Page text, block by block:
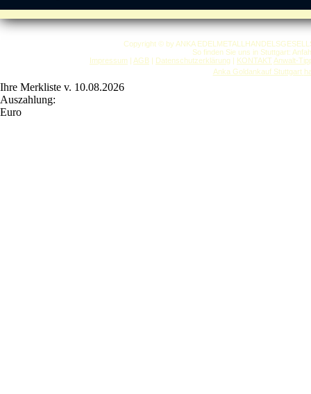
Copyright © by ANKA
So finden Sie uns in Stuttgart:
Impressum | AGB | Datenschutzerklärung | KONTAKT Anwalt-
Anka Goldankauf Stuttgart
Ihre Merkliste v. 10.08.2026
Auszahlung:
Euro